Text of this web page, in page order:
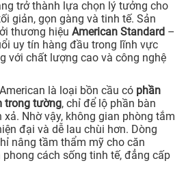
trở thành lựa chọn lý tưởng cho
giản, gọn gàng và tinh tế. Sản
thương hiệu American Standard –
uy tín hàng đầu trong lĩnh vực
với chất lượng cao và công nghệ
là loại bồn cầu có phần
trong tường, chỉ để lộ phần bàn
Nhờ vậy, không gian phòng tắm
đại và dễ lau chùi hơn. Dòng
nâng tầm thẩm mỹ cho căn
cách sống tinh tế, đẳng cấp